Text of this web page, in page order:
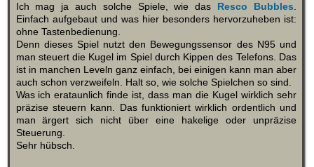
Ich mag ja auch solche Spiele, wie das Resco Bubbles.
Einfach aufgebaut und was hier besonders hervorzuheben ist:
ohne Tastenbedienung.
Denn dieses Spiel nutzt den Bewegungssensor des N95 und
man steuert die Kugel im Spiel durch Kippen des Telefons. Das
ist in manchen Leveln ganz einfach, bei einigen kann man aber
auch schon verzweifeln. Halt so, wie solche Spielchen so sind.
Was ich erataunlich finde ist, dass man die Kugel wirklich sehr
präzise steuern kann. Das funktioniert wirklich ordentlich und
man ärgert sich nicht über eine hakelige oder unpräzise
Steuerung.
Sehr hübsch.